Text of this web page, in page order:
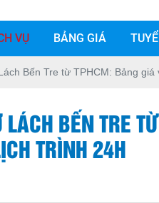
VỤ BẢNG GIÁ
Bến Tre từ TPHCM: Bảng giá
BẾN TRE
TRÌNH 24H